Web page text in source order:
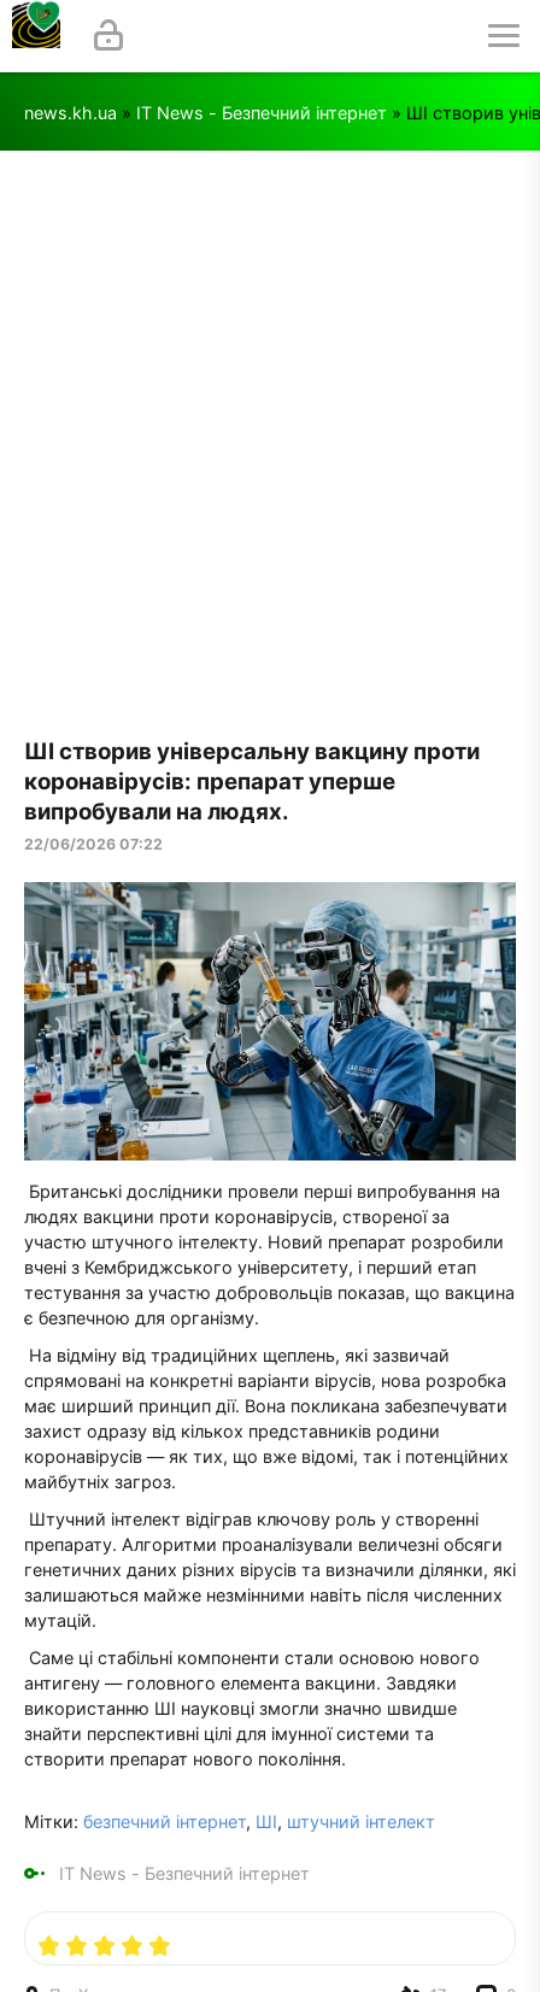
news.kh.ua » IT News - Безпечний інтернет » ШІ створив
ШІ створив універсальну вакцину проти
коронавірусів: препарат уперше
випробували на людях.
22/06/2026 07:22
Британські дослідники провели перші випробування на
людях вакцини проти коронавірусів, створеної за
участю штучного інтелекту. Новий препарат розробили
вчені з Кембриджського університету, і перший етап
тестування за участю добровольців показав, що вакцина
є безпечною для організму.
На відміну від традиційних щеплень, які зазвичай
спрямовані на конкретні варіанти вірусів, нова розробка
має ширший принцип дії. Вона покликана забезпечувати
захист одразу від кількох представників родини
коронавірусів — як тих, що вже відомі, так і потенційних
майбутніх загроз.
Штучний інтелект відіграв ключову роль у створенні
препарату. Алгоритми проаналізували величезні обсяги
генетичних даних різних вірусів та визначили ділянки, які
залишаються майже незмінними навіть після численних
мутацій.
Саме ці стабільні компоненти стали основою нового
антигену — головного елемента вакцини. Завдяки
використанню ШІ науковці змогли значно швидше
знайти перспективні цілі для імунної системи та
створити препарат нового покоління.
Мітки: безпечний інтернет, ШІ, штучний інтелект
IT News - Безпечний інтернет